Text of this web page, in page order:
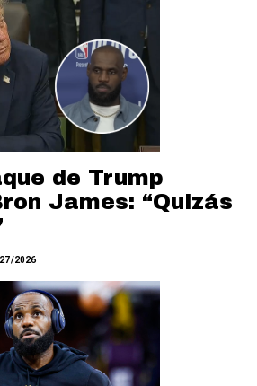
de Trump
James: “Quizás
2026